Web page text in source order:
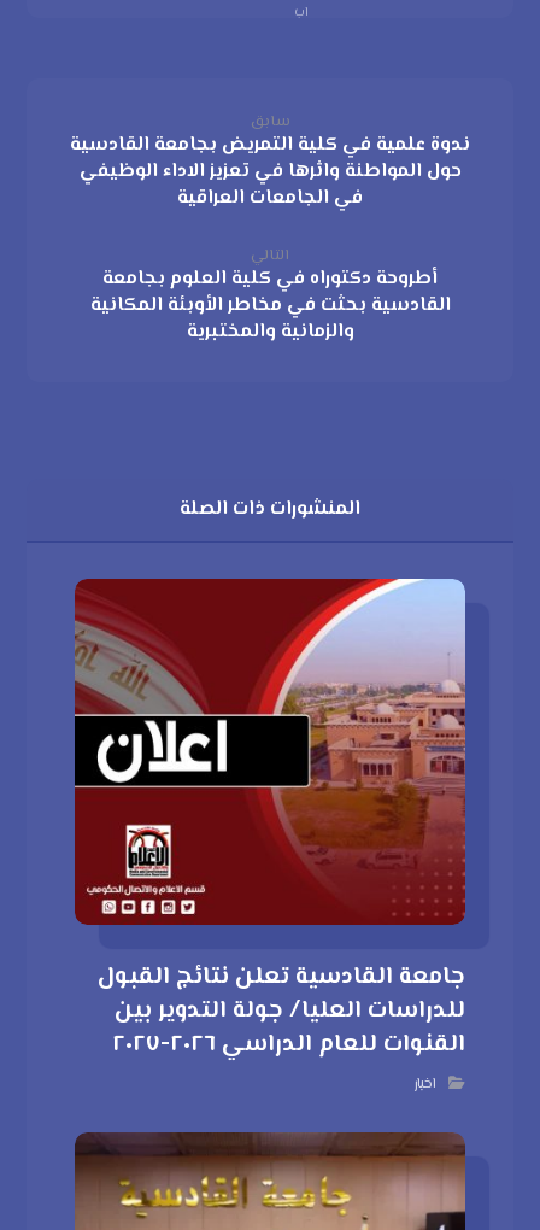
اب
سابق
ندوة علمية في كلية التمريض بجامعة القادسية
حول المواطنة واثرها في تعزيز الاداء الوظيفي
في الجامعات العراقية
التالي
أطروحة دكتوراه في كلية العلوم بجامعة
القادسية بحثت في مخاطر الأوبئة المكانية
والزمانية والمختبرية
المنشورات ذات الصلة
جامعة القادسية تعلن نتائج القبول
للدراسات العليا/ جولة التدوير بين
القنوات للعام الدراسي ٢٠٢٦-٢٠٢٧
اخبار